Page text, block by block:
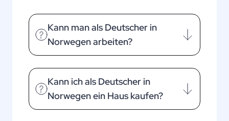
Kann man als Deutscher in
Norwegen arbeiten?
Kann ich als Deutscher in
Norwegen ein Haus kaufen?